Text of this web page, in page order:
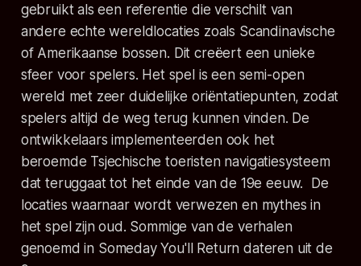
gebruikt als een referentie die verschilt van
andere echte wereldlocaties zoals Scandinavische
of Amerikaanse bossen. Dit creëert een unieke
sfeer voor spelers. Het spel is een semi-open
wereld met zeer duidelijke oriëntatiepunten, zodat
spelers altijd de weg terug kunnen vinden. De
ontwikkelaars implementeerden ook het
beroemde Tsjechische toeristen navigatiesysteem
dat teruggaat tot het einde van de 19e eeuw. De
locaties waarnaar wordt verwezen en mythes in
het spel zijn oud. Sommige van de verhalen
genoemd in Someday You'll Return dateren uit de